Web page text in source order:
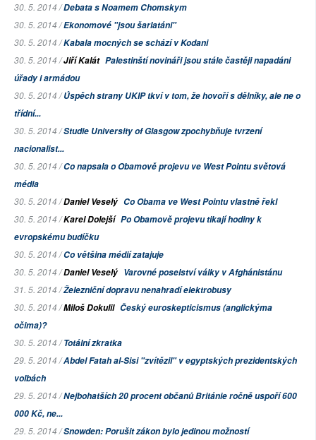
30. 5. 2014 /Debata s Noamem Chomskym
30. 5. 2014 /Ekonomové "jsou šarlatáni"
30. 5. 2014 /Kabala mocných se schází v Kodani
30. 5. 2014 /Jiří Kalát Palestinští novináři jsou stále častěji napadáni
úřady i armádou
30. 5. 2014 /Úspěch strany UKIP tkví v tom, že hovoří s dělníky, ale ne o
třídní...
30. 5. 2014 /Studie University of Glasgowzpochybňuje tvrzení
nacionalist...
30. 5. 2014 /Co napsala o Obamově projevu ve West Pointu světová
média
30. 5. 2014 /Daniel Veselý Co Obama ve West Pointu vlastně řekl
30. 5. 2014 /Karel Dolejší Po Obamově projevu tikají hodiny k
evropskému budíčku
30. 5. 2014 /Co většina médií zatajuje
30. 5. 2014 /Daniel Veselý Varovné poselství války v Afghánistánu
31. 5. 2014 /Železniční dopravu nenahradí elektrobusy
30. 5. 2014 /Miloš Dokulil Český euroskepticismus (anglickýma
očima)?
30. 5. 2014 /Totální zkratka
29. 5. 2014 /Abdel Fatah al-Sisi "zvítězil" v egyptských prezidentských
volbách
29. 5. 2014 /Nejbohatších 20 procent občanů Británie ročně uspoří 600
000 Kč, ne...
29. 5. 2014 /Snowden: Porušit zákon bylo jedinou možností